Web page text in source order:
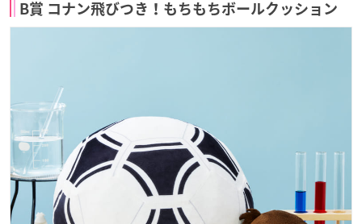
B賞 コナン飛びつき！もちもちボールクッション